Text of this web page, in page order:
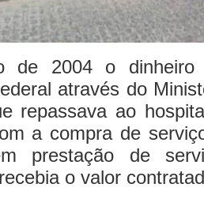
de 2004 o dinheiro
através do
repassava ao
a compra de
prestação de
o valor